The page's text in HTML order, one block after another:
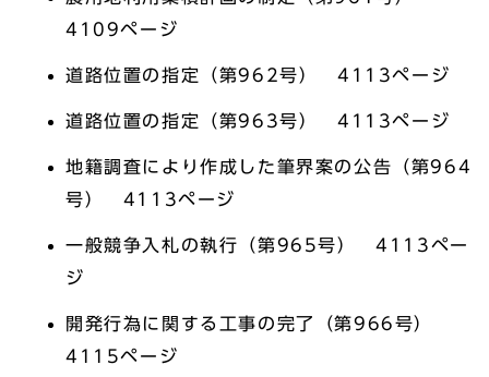
4109ページ
道路位置の指定（第962号） 4113ページ
道路位置の指定（第963号） 4113ページ
地籍調査により作成した筆界案の公告（第964
号） 4113ページ
一般競争入札の執行（第965号） 4113ペー
ジ
開発行為に関する工事の完了（第966号）
4115ページ